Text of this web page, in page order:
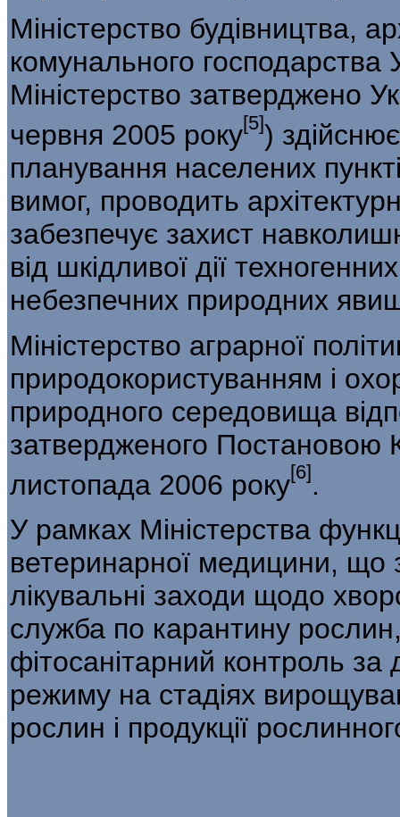
Міністерство будівництва,
комунального
Міністерство затверджено
червня 2005 року[5])
планування населених
вимог, проводить
забезпечує захист
від шкідливої дії
небезпеч­них природних
Міністерство аграрної
природокористуванням і
природного сере­довища
затвердженого Постановою
листопада 2006 року[6] .
У рамках Міністерства
вете­ринарної медицини, що
лікувальні заходи щодо
служба по карантину
фітосанітарний контроль
режиму на стадіях
рослин і продукції